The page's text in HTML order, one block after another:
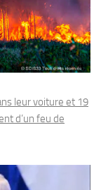
leur voiture et 19
d’un feu de